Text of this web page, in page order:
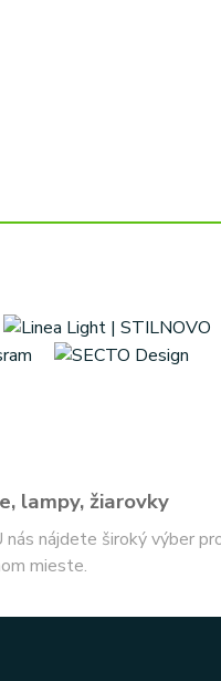
lampy, žiarovky
nájdete široký výber
mieste.